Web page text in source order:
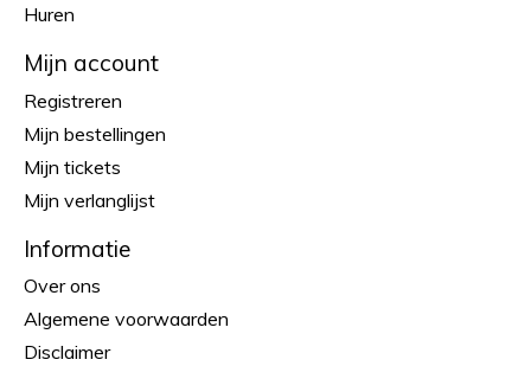
Huren
Mijn account
Registreren
Mijn bestellingen
Mijn tickets
Mijn verlanglijst
Informatie
Over ons
Algemene voorwaarden
Disclaimer